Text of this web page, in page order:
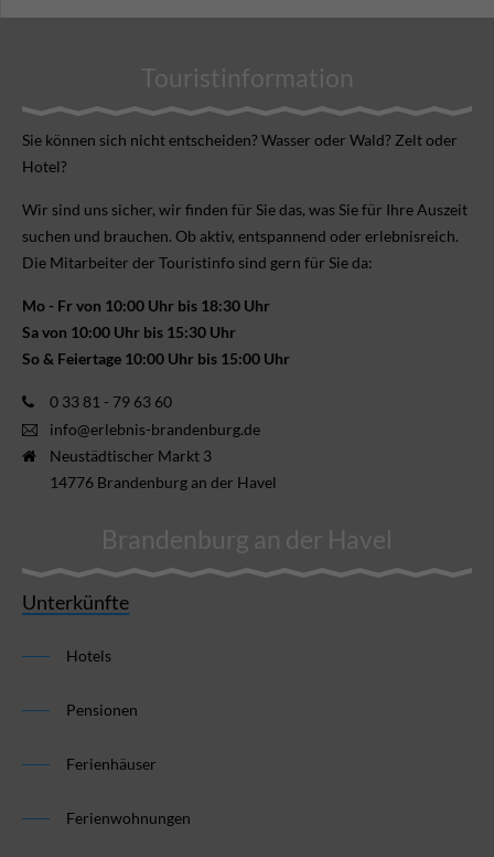
Touristinformation
Sie können sich nicht ent­scheiden? Wasser oder Wald? Zelt oder
Hotel?
Wir sind uns sicher, wir finden für Sie das, was Sie für Ihre Aus­zeit
suchen und brauchen. Ob aktiv, ent­spannend oder erlebnis­reich.
Die Mitarbeiter der Touristinfo sind gern für Sie da:
Mo - Fr von 10:00 Uhr bis 18:30 Uhr
Sa von 10:00 Uhr bis 15:30 Uhr
So & Feiertage 10:00 Uhr bis 15:00 Uhr
0 33 81 - 79 63 60
info@erlebnis-brandenburg.de
Neustädtischer Markt 3
14776 Brandenburg an der Havel
Brandenburg an der Havel
Unterkünfte
Hotels
Pensionen
Ferienhäuser
Ferienwohnungen